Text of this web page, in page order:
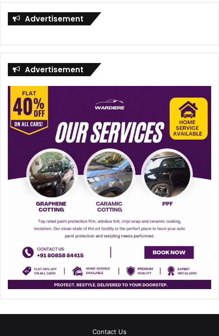
Advertisement
Advertisement
Contact Us